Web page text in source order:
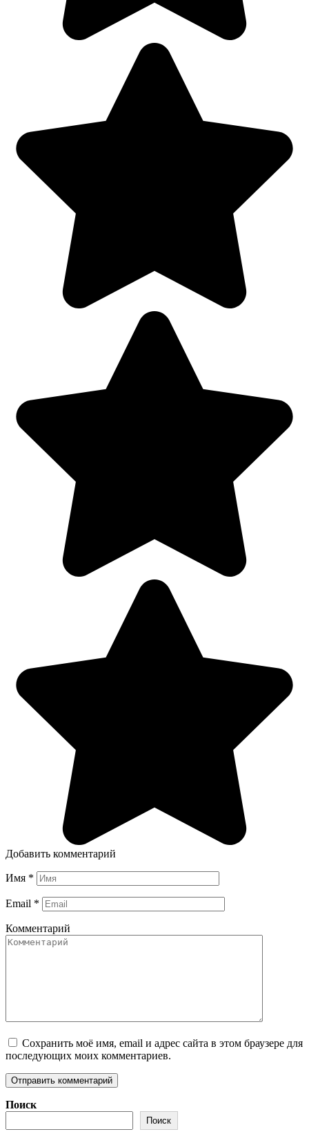
Добавить комментарий
Имя *
Email *
Комментарий
Сохранить моё имя, email и адрес сайта в этом браузере для
последующих моих комментариев.
Поиск
Поиск